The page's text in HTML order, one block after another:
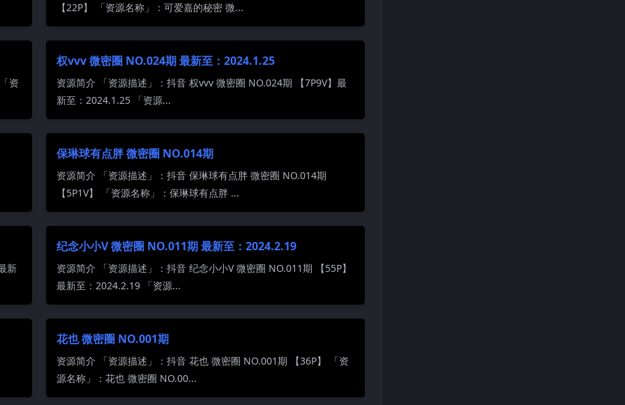
【22P】 「资源名称」：可爱嘉的秘密 微...
资
权vvv 微密圈 NO.024期 最新至：2024.1.25
资源简介 「资源描述」：抖音 权vvv 微密圈 NO.024期 【7P9V】最
新至：2024.1.25 「资源...
保琳球有点胖 微密圈 NO.014期
资源简介 「资源描述」：抖音 保琳球有点胖 微密圈 NO.014期
【5P1V】 「资源名称」：保琳球有点胖 ...
新
纪念小小V 微密圈 NO.011期 最新至：2024.2.19
资源简介 「资源描述」：抖音 纪念小小V 微密圈 NO.011期 【55P】
最新至：2024.2.19 「资源...
花也 微密圈 NO.001期
资源简介 「资源描述」：抖音 花也 微密圈 NO.001期 【36P】 「资
源名称」：花也 微密圈 NO.00...